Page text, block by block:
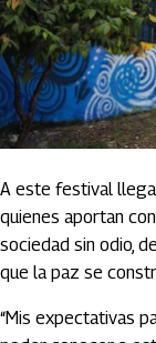
A este festival
quienes aportan
sociedad sin odio,
que la paz se
“Mis expectativas